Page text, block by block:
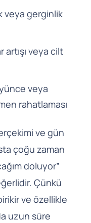
veya gerginlik
artışı veya cilt
veya
rahatlaması
ve gün
çoğu zaman
doluyor”
Çünkü
ve özellikle
uzun süre